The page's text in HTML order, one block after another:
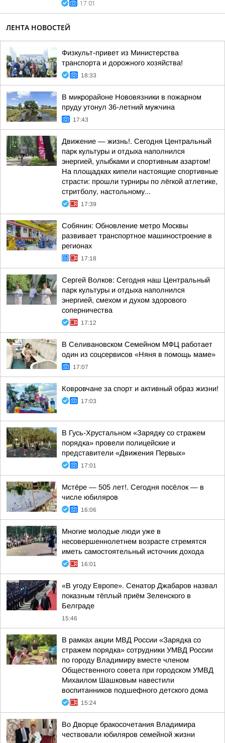
17:01
ЛЕНТА НОВОСТЕЙ
Физкульт-привет из Министерства
транспорта и дорожного хозяйства!
18:33
В микрорайоне Нововязники в пожарном
пруду утонул 36-летний мужчина
17:43
Движение — жизнь!. Сегодня Центральный
парк культуры и отдыха наполнился
энергией, улыбками и спортивным азартом!
На площадках кипели настоящие спортивные
страсти: прошли турниры по лёгкой атлетике,
стритболу, настольному...
17:39
Собянин: Обновление метро Москвы
развивает транспортное машиностроение в
регионах
17:18
Сергей Волков: Сегодня наш Центральный
парк культуры и отдыха наполнился
энергией, смехом и духом здорового
соперничества
17:12
В Селивановском Семейном МФЦ работает
один из соцсервисов «Няня в помощь маме»
17:07
Ковровчане за спорт и активный образ жизни!
17:03
В Гусь-Хрустальном «Зарядку со стражем
порядка» провели полицейские и
представители «Движения Первых»
17:01
Мстёре — 505 лет!. Сегодня посёлок — в
числе юбиляров
16:06
Многие молодые люди уже в
несовершеннолетнем возрасте стремятся
иметь самостоятельный источник дохода
16:01
«В угоду Европе». Сенатор Джабаров назвал
показным тёплый приём Зеленского в
Белграде
15:46
В рамках акции МВД России «Зарядка со
стражем порядка» сотрудники УМВД России
по городу Владимиру вместе членом
Общественного совета при городском УМВД
Михаилом Шашковым навестили
воспитанников подшефного детского дома
15:24
Во Дворце бракосочетания Владимира
чествовали юбиляров семейной жизни